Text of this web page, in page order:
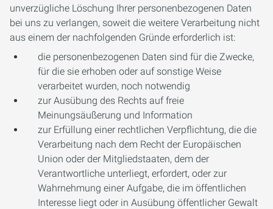
unverzügliche Löschung Ihrer personenbezogenen Daten
bei uns zu verlangen, soweit die weitere Verarbeitung nicht
aus einem der nachfolgenden Gründe erforderlich ist:
die personenbezogenen Daten sind für die Zwecke,
für die sie erhoben oder auf sonstige Weise
verarbeitet wurden, noch notwendig
zur Ausübung des Rechts auf freie
Meinungsäußerung und Information
zur Erfüllung einer rechtlichen Verpflichtung, die die
Verarbeitung nach dem Recht der Europäischen
Union oder der Mitgliedstaaten, dem der
Verantwortliche unterliegt, erfordert, oder zur
Wahrnehmung einer Aufgabe, die im öffentlichen
Interesse liegt oder in Ausübung öffentlicher Gewalt